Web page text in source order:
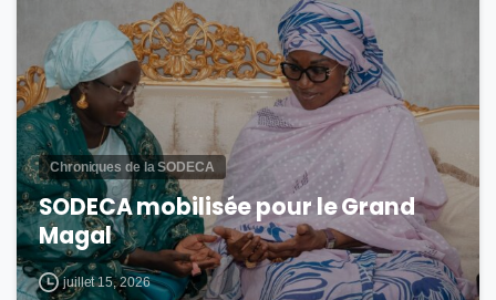
Chroniques de la SODECA
SODECA mobilisée pour le Grand
Magal
juillet 15, 2026